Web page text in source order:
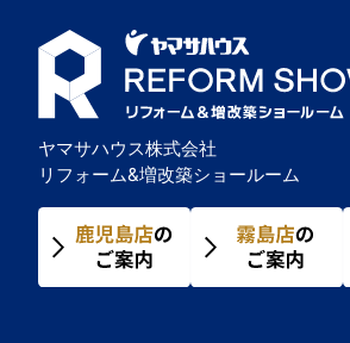
ヤマサハウス株式会社
リフォーム&増改築ショールーム